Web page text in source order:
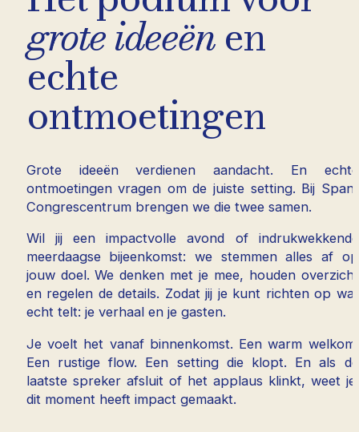
grote ideeënen
echte
ontmoetingen
Grote ideeën verdienen aandacht. En echte
ontmoetingen vragen om de juiste setting. Bij Spant
Congrescentrum brengen we die twee samen.
Wil jij een impactvolle avond of indrukwekkende
meerdaagse bijeenkomst: we stemmen alles af op
jouw doel. We denken met je mee, houden overzicht
en regelen de details. Zodat jij je kunt richten op wat
echt telt: je verhaal en je gasten.
Je voelt het vanaf binnenkomst. Een warm welkom.
Een rustige flow. Een setting die klopt. En als de
laatste spreker afsluit of het applaus klinkt, weet je:
dit moment heeft impact gemaakt.